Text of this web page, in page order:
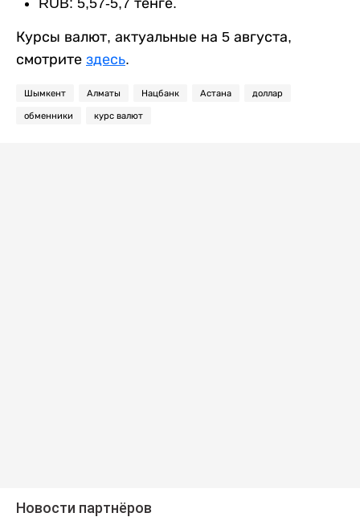
RUB: 5,57-5,7 тенге.
Курсы валют, актуальные на 5 августа,
смотрите здесь.
Шымкент Алматы Нацбанк Астана доллар
обменники курс валют